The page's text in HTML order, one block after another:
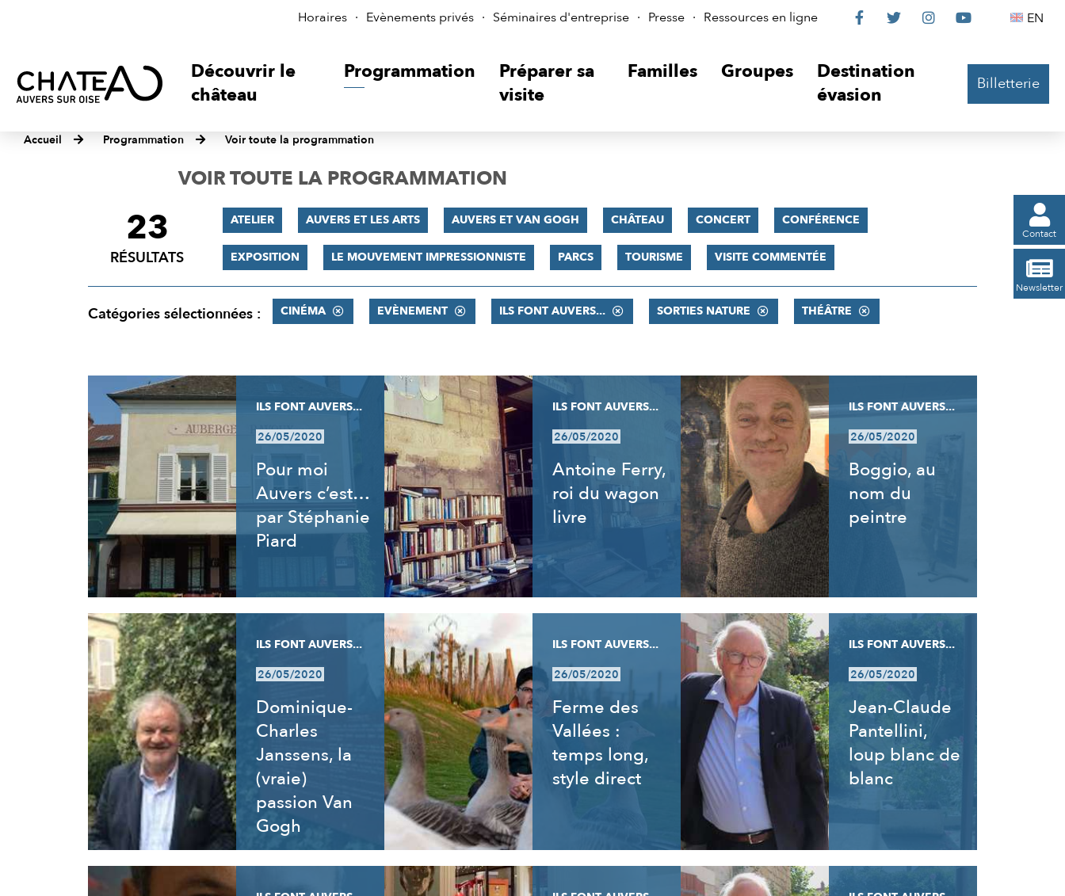
Horaires Evènements privés Séminaires d'entreprise Presse Ressources en ligne
Le
sur

Le

Le

Le
 EN
Découvrir le
château
Programmation
Préparer sa
visite
Familles Groupes
Destination
évasion
Billetterie
Accueil Programmation Voir toute la programmation

Contact

Newsletter
VOIR TOUTE LA PROGRAMMATION
FILTRER
RÉSULTATS
23
RÉSULTATS
ATELIER AUVERS ET LES ARTS AUVERS ET VAN GOGH CHÂTEAU CONCERT CONFÉRENCE
EXPOSITION LE MOUVEMENT IMPRESSIONNISTE PARCS TOURISME VISITE COMMENTÉE
Catégories sélectionnées : CINÉMA EVÈNEMENT ILS FONT AUVERS... SORTIES NATURE THÉÂTRE
RÉSULTATS
ILS FONT AUVERS...
26/05/2020
Pour moi
Auvers c’est…
par Stéphanie
Piard
ILS FONT AUVERS...
26/05/2020
Antoine Ferry,
roi du wagon
livre
ILS FONT AUVERS...
26/05/2020
Boggio, au
nom du
peintre
ILS FONT AUVERS...
26/05/2020
Dominique-
Charles
Janssens, la
(vraie)
passion Van
Gogh
ILS FONT AUVERS...
26/05/2020
Ferme des
Vallées :
temps long,
style direct
ILS FONT AUVERS...
26/05/2020
Jean-Claude
Pantellini,
loup blanc de
blanc